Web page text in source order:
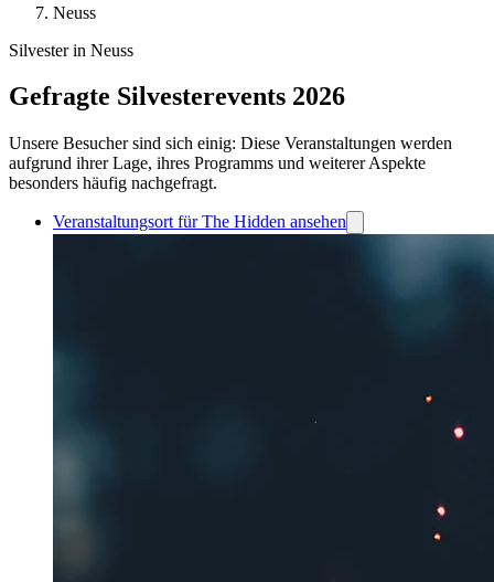
Neuss
Silvester in Neuss
Gefragte Silvesterevents 2026
Unsere Besucher sind sich einig: Diese Veranstaltungen werden
aufgrund ihrer Lage, ihres Programms und weiterer Aspekte
besonders häufig nachgefragt.
Veranstaltungsort für The Hidden ansehen